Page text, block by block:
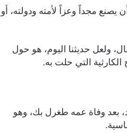
يصنع مجداً وعزاً لأمته ودولته، أو
ولعل حديثنا اليوم، هو حول
التي حلت به.
بعد وفاة عمه طغرل بك، وهو